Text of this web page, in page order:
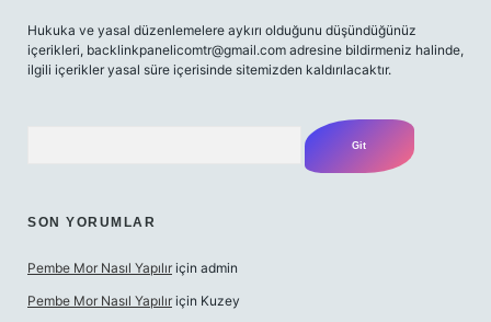
Hukuka ve yasal düzenlemelere aykırı olduğunu düşündüğünüz
içerikleri, backlinkpanelicomtr@gmail.com adresine bildirmeniz halinde,
ilgili içerikler yasal süre içerisinde sitemizden kaldırılacaktır.
SON YORUMLAR
Pembe Mor Nasıl Yapılır için admin
Pembe Mor Nasıl Yapılır için Kuzey